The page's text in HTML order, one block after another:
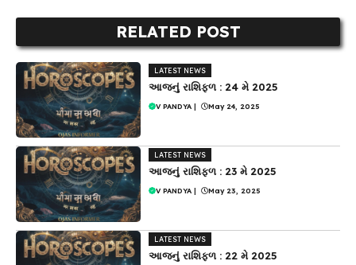
RELATED POST
LATEST NEWS
આજનું રાશિફળ : 24 મે 2025
V PANDYA May 24, 2025
LATEST NEWS
આજનું રાશિફળ : 23 મે 2025
V PANDYA May 23, 2025
LATEST NEWS
આજનું રાશિફળ : 22 મે 2025